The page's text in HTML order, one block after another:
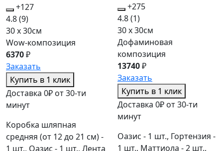
+127
4.8(9)
30 x 30см
Wow-композиция
6370₽
Заказать
Купить в 1 клик
Доставка 0₽ от 30-ти
минут
Коробка шляпная
средняя (от 12 до 21 см) -
1 шт., Оазис - 1 шт., Лента
+275
4.8(1)
30 x 30см
Дофаминовая
композиция
13740₽
Заказать
Купить в 1 клик
Доставка 0₽ от 30-ти
минут
Оазис - 1 шт., Гортензия -
1 шт., Маттиола - 2 шт.,